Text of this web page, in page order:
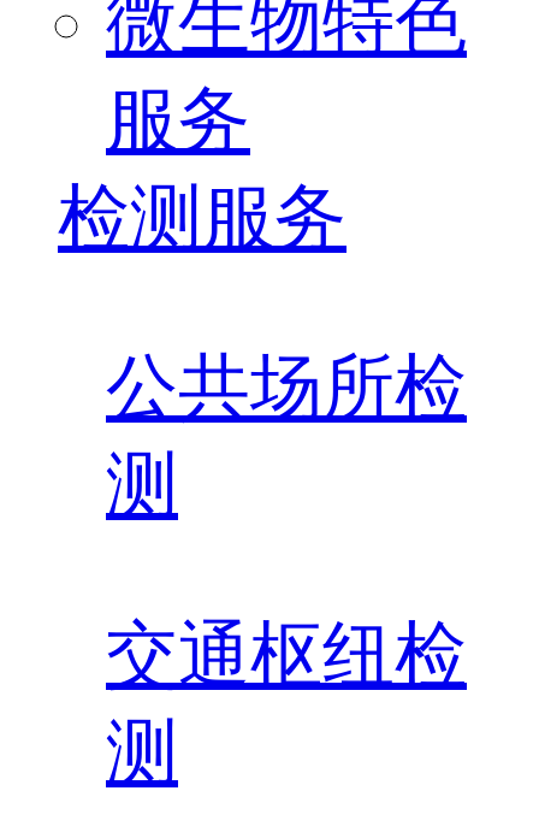
微生物特色
服务
检测服务
公共场所检
测
交通枢纽检
测